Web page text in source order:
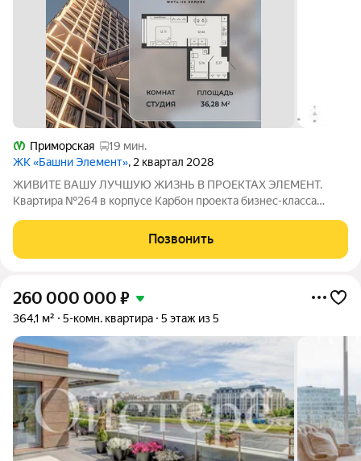
Приморская
19 мин.
ЖК «Башни Элемент», 2 квартал 2028
ЖИВИТЕ ВАШУ ЛУЧШУЮ ЖИЗНЬ В ПРОЕКТАХ ЭЛЕМЕНТ.
Квартира №264 в корпусе Карбон проекта бизнес-класса
бизнес-класса на Васильевском острове от девелоперской
Позвонить
260 000 000 ₽
364,1 м² 5-комн. квартира 5 этаж из 5